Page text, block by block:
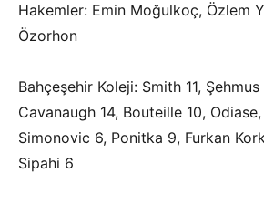
Hakemler: Emin Moğulkoç, Özlem
Özorhon
Bahçeşehir Koleji: Smith 11,
Cavanaugh 14, Bouteille 10, Odiase,
Simonovic 6, Ponitka 9, Furkan
Sipahi 6